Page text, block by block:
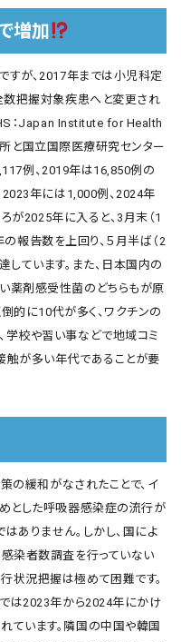
増加
すが、2017年までは小児科定
数把握対象疾患へと変更され
：Japan Institute for Health
と国立国際医療研究センター
例、2019年は16,850例の
2023年には1,000例、2024年
が2025年に入ると、3月末（1
報告数を上回り、５月半ば（2
ています。また、日本国内の
薬剤感受性菌のどちらもが原
的に10代が多く、ワクチンの
学校や習い事などで地域コミ
触が多い年代であることが要
の緩和がなされたことで、イ
とした呼吸器感染症の流行が
ありません。しかし、国によ
感染者数調査を行っていない
状況把握は極めて困難です。
は2023年から2024年にかけ
ています。隣国の中国や韓国